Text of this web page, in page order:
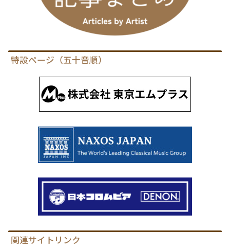
特設ページ（五十音順）
関連サイトリンク